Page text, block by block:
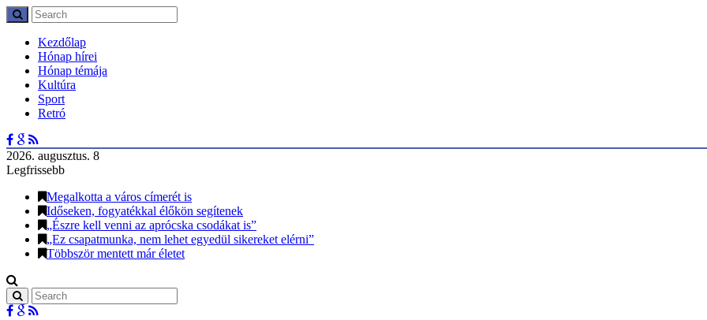
Kezdőlap
Hónap hírei
Hónap témája
Kultúra
Sport
Retró
2026. augusztus. 8
Legfrissebb
Megalkotta a város címerét is
Időseken, fogyatékkal élőkön segítenek
„Észre kell venni az aprócska csodákat is”
„Ez csapatmunka, nem lehet egyedül sikereket elérni”
Többször mentett már életet